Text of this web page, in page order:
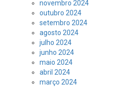
novembro 2024
outubro 2024
setembro 2024
agosto 2024
julho 2024
junho 2024
maio 2024
abril 2024
março 2024